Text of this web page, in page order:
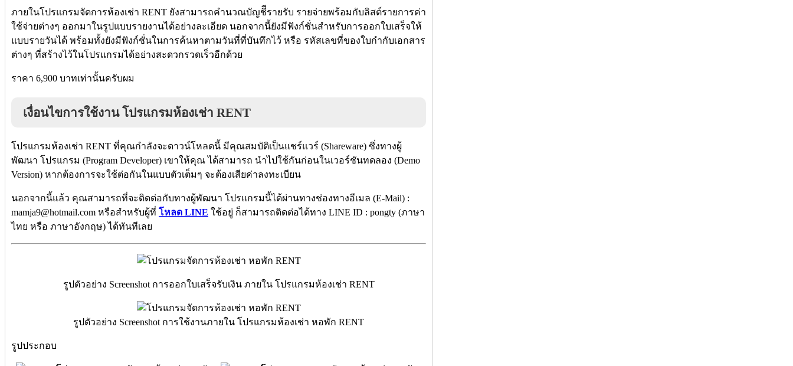
ภายในโปรแกรมจัดการห้องเช่า RENT ยังสามารถคำนวณบัญชีีรายรับ รายจ่ายพร้อมกับลิสต์รายการค่า
ใช้จ่ายต่างๆ ออกมาในรูปแบบรายงานได้อย่างละเอียด นอกจากนี้ยังมีฟังก์ชั่นสำหรับการออกใบเสร็จให้
แบบรายวันได้ พร้อมทั้งยังมีฟังก์ชั่นในการค้นหาตามวันที่ที่บันทึกไว้ หรือ รหัสเลขที่ของใบกำกับเอกสาร
ต่างๆ ที่สร้างไว้ในโปรแกรมได้อย่างสะดวกรวดเร็วอีกด้วย
ราคา 6,900 บาทเท่านั้นครับผม
เงื่อนไขการใช้งาน โปรแกรมห้องเช่า RENT
โปรแกรมห้องเช่า RENT ที่คุณกำลังจะดาวน์โหลดนี้ มีคุณสมบัติเป็นแชร์แวร์ (Shareware) ซึ่งทางผู้
พัฒนา โปรแกรม (Program Developer) เขาให้คุณ ได้สามารถ นำไปใช้กันก่อนในเวอร์ชันทดลอง (Demo
Version) หากต้องการจะใช้ต่อกันในแบบตัวเต็มๆ จะต้องเสียค่าลงทะเบียน
นอกจากนี้แล้ว คุณสามารถที่จะติดต่อกับทางผู้พัฒนา โปรแกรมนี้ได้ผ่านทางช่องทางอีเมล (E-Mail) :
mamja9@hotmail.com หรือสำหรับผู้ที่ โหลด LINE ใช้อยู่ ก็สามารถติดต่อได้ทาง LINE ID : pongty (ภาษา
ไทย หรือ ภาษาอังกฤษ) ได้ทันทีเลย
รูปตัวอย่าง Screenshot การออกใบเสร็จรับเงิน ภายใน โปรแกรมห้องเช่า RENT
รูปตัวอย่าง Screenshot การใช้งานภายใน โปรแกรมห้องเช่า หอพัก RENT
รูปประกอบ